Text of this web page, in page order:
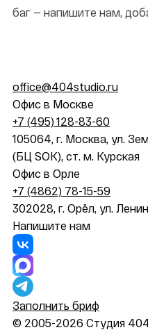
баг — напишите нам,
office@404studio.ru
Офис в Москве
+7 (495) 128-83-60
105064, г. Москва, ул.
(БЦ SOK), ст. м. Курская
Офис в Орле
+7 (4862) 78-15-59
302028, г. Орёл, ул.
Напишите нам
Заполнить бриф
© 2005-2026 Студия